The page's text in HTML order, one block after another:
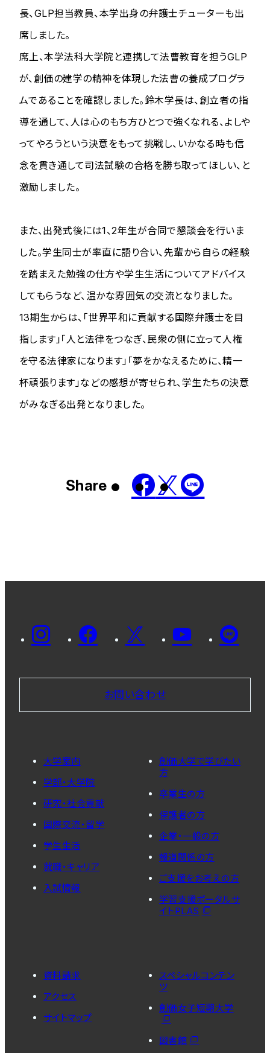
長、GLP担当教員、本学出身の弁護士チューターも出
席しました。
席上、本学法科大学院と連携して法曹教育を担うGLP
が、創価の建学の精神を体現した法曹の養成プログラ
ムであることを確認しました。鈴木学長は、創立者の指
導を通して、人は心のもち方ひとつで強くなれる、よしや
ってやろうという決意をもって挑戦し、いかなる時も信
念を貫き通して司法試験の合格を勝ち取ってほしい、と
激励しました。
また、出発式後には1、2年生が合同で懇談会を行いま
した。学生同士が率直に語り合い、先輩から自らの経験
を踏まえた勉強の仕方や学生生活についてアドバイス
してもらうなど、温かな雰囲気の交流となりました。
13期生からは、「世界平和に貢献する国際弁護士を目
指します」「人と法律をつなぎ、民衆の側に立って人権
を守る法律家になります」「夢をかなえるために、精一
杯頑張ります」などの感想が寄せられ、学生たちの決意
がみなぎる出発となりました。
Share
お問い合わせ
大学案内
学部・大学院
研究・社会貢献
国際交流・留学
学生生活
就職・キャリア
入試情報
創価大学で学びたい
方
卒業生の方
保護者の方
企業・一般の方
報道関係の方
ご支援をお考えの方
学習支援ポータルサ
イトPLAS
資料請求
アクセス
サイトマップ
スペシャルコンテン
ツ
創価女子短期大学
図書館